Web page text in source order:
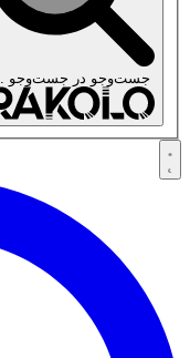
جست‌وجو در جست‌وجو ...